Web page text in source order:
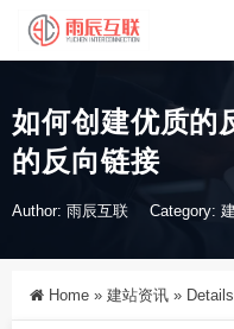
如何创建优质的
的反向链接
Author: 雨辰互联 Category:
Home » 建站资讯 » Details